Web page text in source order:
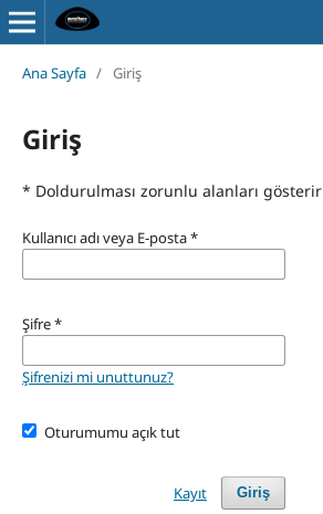
Ana Sayfa / Giriş
Giriş
* Doldurulması zorunlu alanları gösterir
Kullanıcı adı veya E-posta*
Şifre*
Şifrenizi mi unuttunuz?
Oturumumu açık tut
Giriş
Kayıt